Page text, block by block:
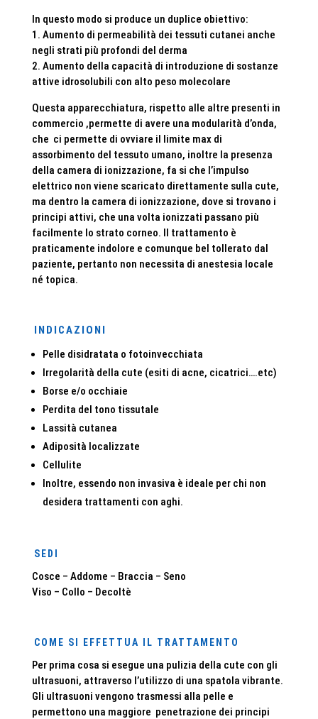
In questo modo si produce un duplice obiettivo:
1. Aumento di permeabilità dei tessuti cutanei anche
negli strati più profondi del derma
2. Aumento della capacità di introduzione di sostanze
attive idrosolubili con alto peso molecolare
Questa apparecchiatura, rispetto alle altre presenti in
commercio ,permette di avere una modularità d’onda,
che ci permette di ovviare il limite max di
assorbimento del tessuto umano, inoltre la presenza
della camera di ionizzazione, fa si che l’impulso
elettrico non viene scaricato direttamente sulla cute,
ma dentro la camera di ionizzazione, dove si trovano i
principi attivi, che una volta ionizzati passano più
facilmente lo strato corneo. Il trattamento è
praticamente indolore e comunque bel tollerato dal
paziente, pertanto non necessita di anestesia locale
né topica.
INDICAZIONI
Pelle disidratata o fotoinvecchiata
Irregolarità della cute (esiti di acne, cicatrici….etc)
Borse e/o occhiaie
Perdita del tono tissutale
Lassità cutanea
Adiposità localizzate
Cellulite
Inoltre, essendo non invasiva è ideale per chi non
desidera trattamenti con aghi.
SEDI
Cosce – Addome – Braccia – Seno
Viso – Collo – Decoltè
COME SI EFFETTUA IL TRATTAMENTO
Per prima cosa si esegue una pulizia della cute con gli
ultrasuoni, attraverso l’utilizzo di una spatola vibrante.
Gli ultrasuoni vengono trasmessi alla pelle e
permettono una maggiore penetrazione dei principi